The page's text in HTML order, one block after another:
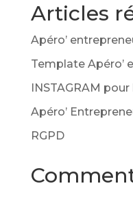
Articles
Apéro’
Template Apéro’
INSTAGRAM pour
Apéro’
RGPD